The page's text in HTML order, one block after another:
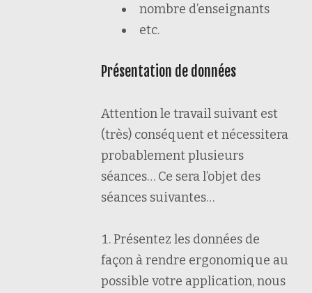
nombre d’enseignants
etc.
Présentation de données
Attention le travail suivant est
(très) conséquent et nécessitera
probablement plusieurs
séances… Ce sera l’objet des
séances suivantes…
Présentez les données de
façon à rendre ergonomique au
possible votre application, nous